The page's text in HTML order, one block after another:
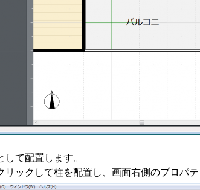
して配置します。
リックして柱を配置し、画面右側のプロパ